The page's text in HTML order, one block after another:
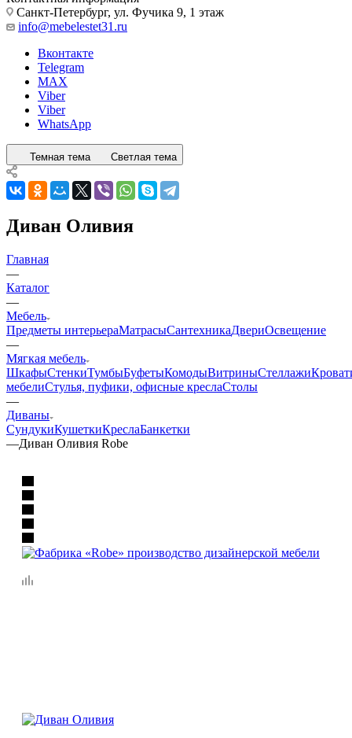
Санкт-Петербург, ул. Фучика 9, 1 этаж
info@mebelestet31.ru
Вконтакте
Telegram
MAX
Viber
Viber
WhatsApp
Темная тема Светлая тема
Диван Оливия
Главная
—
Каталог
—
Мебель
Предметы интерьераМатрасыСантехникаДвериОсвещение
—
Мягкая мебель
ШкафыСтенкиТумбыБуфетыКомодыВитриныСтеллажи
мебелиСтулья, пуфики, офисные креслаСтолы
—
Диваны
СундукиКушеткиКреслаБанкетки
—Диван Оливия Robe